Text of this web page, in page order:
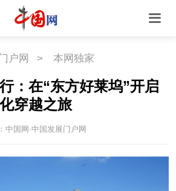
户网 > 本网独家
：在“东方好莱坞”开启
穿越之旅
中国网·中国发展门户网